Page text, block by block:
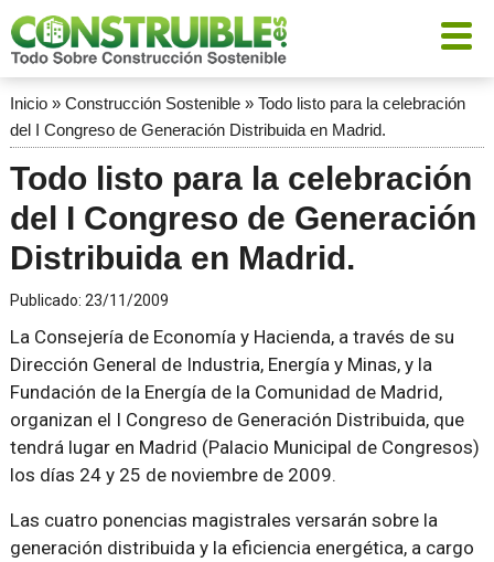
Inicio» Construcción Sostenible» Todo listo para la celebración
del I Congreso de Generación Distribuida en Madrid.
Todo listo para la celebración
del I Congreso de Generación
Distribuida en Madrid.
Publicado: 23/11/2009
La Consejería de Economía y Hacienda, a través de su
Dirección General de Industria, Energía y Minas, y la
Fundación de la Energía de la Comunidad de Madrid,
organizan el I Congreso de Generación Distribuida, que
tendrá lugar en Madrid (Palacio Municipal de Congresos)
los días 24 y 25 de noviembre de 2009.
Las cuatro ponencias magistrales versarán sobre la
generación distribuida y la eficiencia energética, a cargo